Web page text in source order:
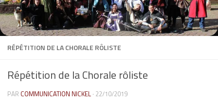
RÉPÉTITION DE LA CHORALE RÔLISTE
Répétition de la Chorale rôliste
PAR COMMUNICATION NICKEL · 22/10/2019